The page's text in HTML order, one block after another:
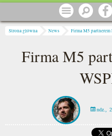
Przejdź do treści Menu Szukaj
Jesteś tutaj
Strona główna News Firma M5
Firma M5
ndz.,